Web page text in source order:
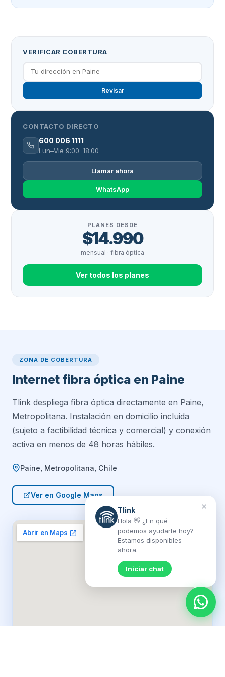
VERIFICAR COBERTURA
Revisar
CONTACTO DIRECTO
600 006 1111
Lun–Vie 9:00–18:00
Llamar ahora
WhatsApp
PLANES DESDE
$14.990
mensual · fibra óptica
Ver todos los planes
ZONA DE COBERTURA
Internet fibra óptica en Paine
Tlink despliega fibra óptica directamente en Paine,
Metropolitana. Instalación en domicilio incluida
(sujeto a factibilidad técnica y comercial) y conexión
activa en menos de 48 horas hábiles.
Paine, Metropolitana, Chile
Ver en Google Maps
×
Tlink
Hola 👋 ¿En qué
podemos ayudarte hoy?
Estamos disponibles
ahora.
Iniciar chat